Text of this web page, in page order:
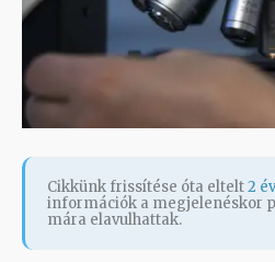
Cikkünk frissítése óta eltelt2 év
információk a megjelenéskor
mára elavulhattak.